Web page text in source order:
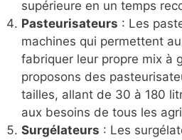
supérieure en un temps
Pasteurisateurs : Les
machines qui permettent
fabriquer leur propre mix à
proposons des
tailles, allant de 30 à 180
aux besoins de tous les
Surgélateurs : Les